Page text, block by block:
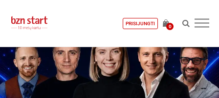
PRISIJUNGTI
0